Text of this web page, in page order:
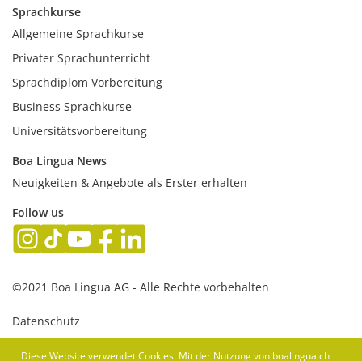
Sprachkurse
Allgemeine Sprachkurse
Privater Sprachunterricht
Sprachdiplom Vorbereitung
Business Sprachkurse
Universitätsvorbereitung
Boa Lingua News
Neuigkeiten & Angebote als Erster erhalten
Follow us
©2021 Boa Lingua AG - Alle Rechte vorbehalten
Datenschutz
AGB
Diese Website verwendet Cookies. Mit der Nutzung von boalingua.ch